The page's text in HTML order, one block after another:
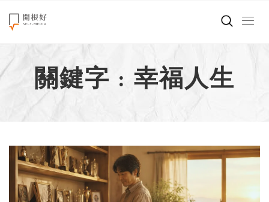
來點正能量
世界在想什麼
創造美好生活
職場商業經濟
影片專區
關鍵字 : 幸福人生